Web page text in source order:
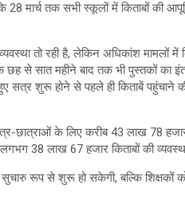
मार्च तक सभी स्कूलों में किताबों की
तो रही है, लेकिन अधिकांश मामलों में
से सात महीने बाद तक भी पुस्तकों का
सत्र शुरू होने से पहले ही किताबें पहुंचाने
छात्राओं के लिए करीब 43 लाख 78
38 लाख 67 हजार किताबों की
रूप से शुरू हो सकेगी, बल्कि शिक्षकों